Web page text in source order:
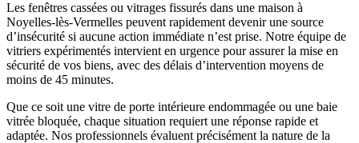
Les fenêtres cassées ou vitrages fissurés dans une maison à
Noyelles-lès-Vermelles peuvent rapidement devenir une source
d’insécurité si aucune action immédiate n’est prise. Notre équipe de
vitriers expérimentés intervient en urgence pour assurer la mise en
sécurité de vos biens, avec des délais d’intervention moyens de
moins de 45 minutes.
Que ce soit une vitre de porte intérieure endommagée ou une baie
vitrée bloquée, chaque situation requiert une réponse rapide et
adaptée. Nos professionnels évaluent précisément la nature de la